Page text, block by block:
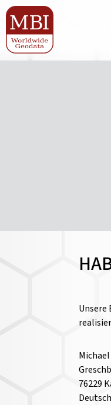
Unsere
76229